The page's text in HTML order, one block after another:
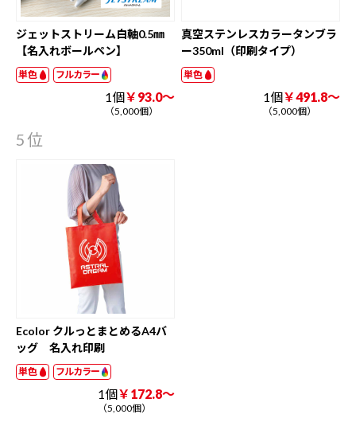
ジェットストリーム白軸0.5㎜
【名入れボールペン】
単色 フルカラー
1個￥93.0～
（5,000個）
真空ステンレスカラータンブラ
ー350ml（印刷タイプ）
単色
1個￥491.8～
（5,000個）
5位
Ecolor クルっとまとめるA4バ
ッグ 名入れ印刷
単色 フルカラー
1個￥172.8～
（5,000個）